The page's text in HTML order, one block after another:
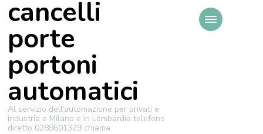
cancelli
porte
portoni
automatici
Al servizio dell'automazione per privati e
industria e Milano e in Lombardia telefono
diretto 0289601329 chiama